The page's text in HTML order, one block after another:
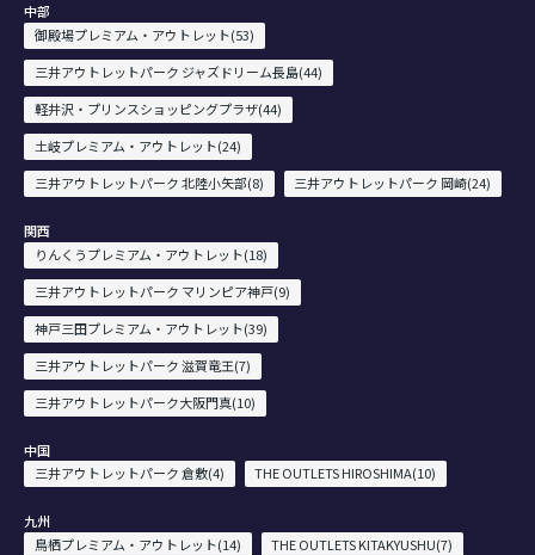
中部
御殿場プレミアム・アウトレット(53)
三井アウトレットパーク ジャズドリーム長島(44)
軽井沢・プリンスショッピングプラザ(44)
土岐プレミアム・アウトレット(24)
三井アウトレットパーク 北陸小矢部(8)
三井アウトレットパーク 岡崎(24)
関西
りんくうプレミアム・アウトレット(18)
三井アウトレットパーク マリンピア神戸(9)
神戸三田プレミアム・アウトレット(39)
三井アウトレットパーク 滋賀竜王(7)
三井アウトレットパーク大阪門真(10)
中国
三井アウトレットパーク 倉敷(4)
THE OUTLETS HIROSHIMA(10)
九州
鳥栖プレミアム・アウトレット(14)
THE OUTLETS KITAKYUSHU(7)